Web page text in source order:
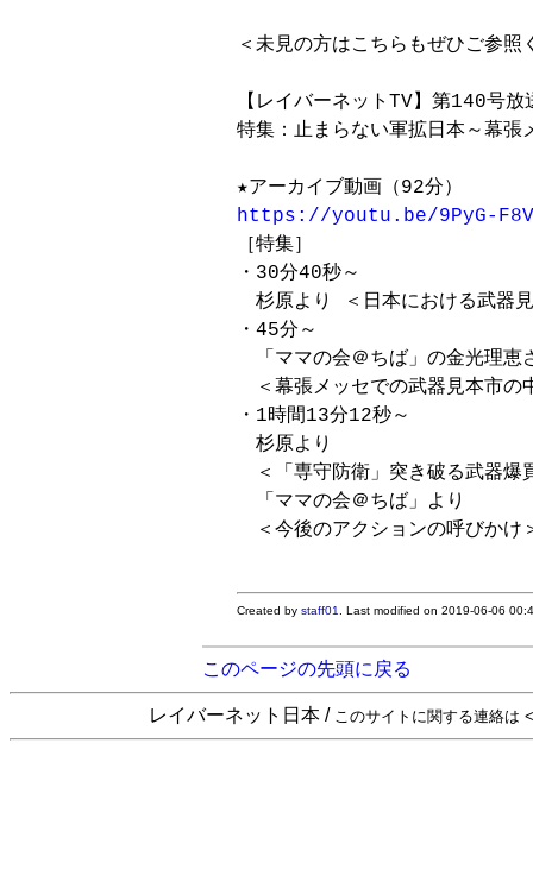
＜未見の方はこちらもぜひご参照
【レイバーネットTV】第140号放
特集：止まらない軍拡日本～幕張
https://youtu.be/9PyG-
［特集］
・30分40秒～
杉原より ＜日本における武器
・45分～
「ママの会＠ちば」の金光理恵
＜幕張メッセでの武器見本市の
・1時間13分12秒～
杉原より
＜「専守防衛」突き破る武器爆
「ママの会＠ちば」より
＜今後のアクションの呼びか
Created bystaff01 . Last modified on 2019-06-06
このページの先頭に戻る
レイバーネット日本 / このサイトに関する連絡は